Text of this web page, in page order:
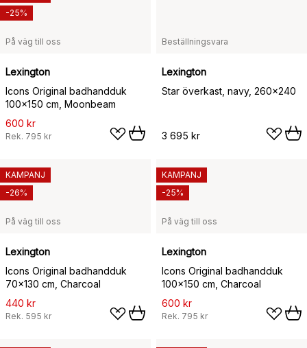
På väg till oss
Lexington
Icons Original badhandduk
100x150 cm, Moonbeam
600 kr
Rek. 795 kr
-25%
Beställningsvara
Lexington
Star överkast, navy, 260x240
3 695 kr
På väg till oss
Lexington
Icons Original badhandduk
70x130 cm, Charcoal
440 kr
Rek. 595 kr
KAMPANJ
-26%
På väg till oss
Lexington
Icons Original badhandduk
100x150 cm, Charcoal
600 kr
Rek. 795 kr
KAMPANJ
-25%